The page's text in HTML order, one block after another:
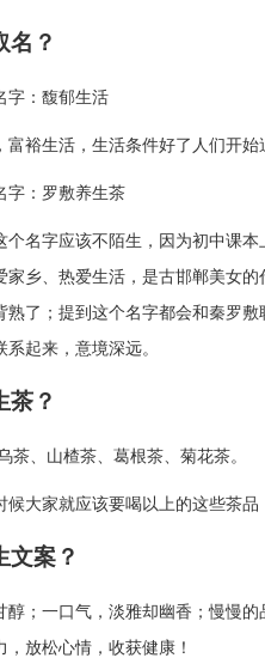
名？
：馥郁生活
生活，生活条件好了人们开始
：罗敷养生茶
字应该不陌生，因为初中课本
家乡、热爱生活，是古邯郸美女
熟了；提到这个名字都会和秦罗
起来，意境深远。
茶？
、山楂茶、葛根茶、菊花茶。
家就应该要喝以上的这些茶品
文案？
醇；一口气，淡雅却幽香；慢慢
放松心情，收获健康！